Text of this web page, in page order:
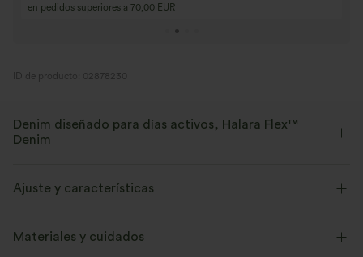
en pedidos superiores a 70,00 EUR
ID de producto: 02878230
Denim diseñado para días activos, Halara Flex™
Denim
comodidad de la ropa deportiva. Halara Flex™ Denim te da la
elasticidad y suavidad con la que podrás moverte sin límites.
Elástico en cuatro direcciones
Ajuste y características
Cintura plana Casual
Materiales y cuidados